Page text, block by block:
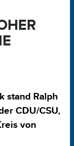
stand Ralph
CDU/CSU,
von